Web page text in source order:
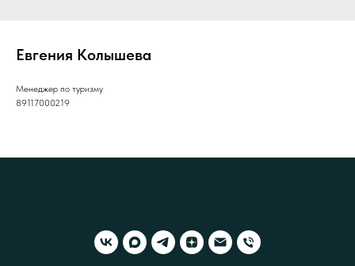
Евгения Колышева
Менеджер по туризму
89117000219